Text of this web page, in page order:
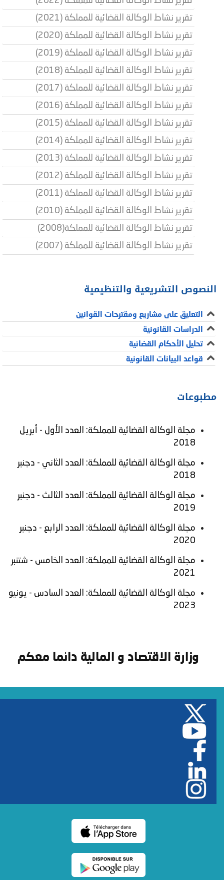
تقرير نشاط الوكالة القضائية للمملكة (2021)
تقرير نشاط الوكالة القضائية للمملكة (2020)
تقرير نشاط الوكالة القضائية للمملكة (2019)
تقرير نشاط الوكالة القضائية للمملكة (2018)
تقرير نشاط الوكالة القضائية للمملكة (2017)
تقرير نشاط الوكالة القضائية للمملكة (2016)
تقرير نشاط الوكالة القضائية للمملكة (2015)
تقرير نشاط الوكالة القضائية للمملكة (2014)
تقرير نشاط الوكالة القضائية للمملكة (2013)
تقرير نشاط الوكالة القضائية للمملكة (2012)
تقرير نشاط الوكالة القضائية للمملكة (2011)
تقرير نشاط الوكالة القضائية للمملكة (2010)
تقرير نشاط الوكالة القضائية للمملكة(2008)
تقرير نشاط الوكالة القضائية للمملكة (2007)
النصوص التشریعیة والتنظیمیة
التعليق على مشاريع ومقترحات القوانين
الدراسات القانونية
تحليل الأحكام القضائية
قواعد البيانات القانونية
مطبوعات
مجلة الوكالة القضائية للمملكة: العدد الأول - أبريل
2018
مجلة الوكالة القضائية للمملكة: العدد الثاني - دجنبر
2018
مجلة الوكالة القضائية للمملكة: العدد الثالث - دجنبر
2019
مجلة الوكالة القضائية للمملكة: العدد الرابع - دجنبر
2020
مجلة الوكالة القضائية للمملكة: العدد الخامس - شتنبر
2021
مجلة الوكالة القضائية للمملكة: العدد السادس - يونيو
2023
وزارة الاقتصاد و المالية دائما معكم